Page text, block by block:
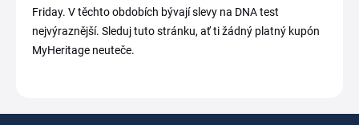
Friday. V těchto obdobích bývají slevy na DNA test
nejvýraznější. Sleduj tuto stránku, ať ti žádný platný kupón
MyHeritage neuteče.